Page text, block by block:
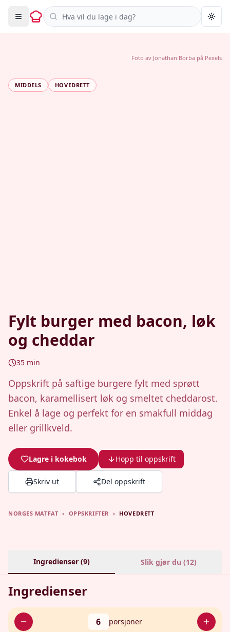
Søk i oppskrifter
MIDDELS HOVEDRETT
Fylt burger med bacon, løk
og cheddar
35 min
Oppskrift på saftige burgere fylt med sprøtt
bacon, karamellisert løk og smeltet cheddarost.
Enkel å lage og perfekt for en smakfull middag
eller grillkveld.
Lagre i kokebok Hopp til oppskrift
Skriv ut Del oppskrift
Foto av Jonathan Borba på Pexels
NORGES MATFAT › OPPSKRIFTER › HOVEDRETT
Ingredienser (9) Slik gjør du (12)
Ingredienser
6 porsjoner